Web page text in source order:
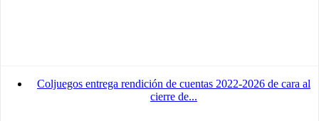
Coljuegos entrega rendición de cuentas 2022-2026 de cara al
cierre de...
Advertisement
medium